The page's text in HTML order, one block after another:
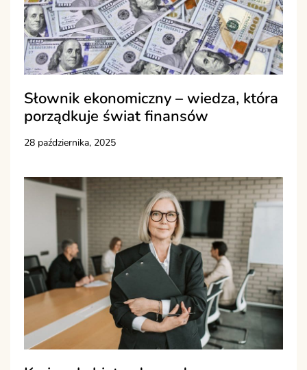
Słownik ekonomiczny – wiedza, która
porządkuje świat finansów
28 października, 2025